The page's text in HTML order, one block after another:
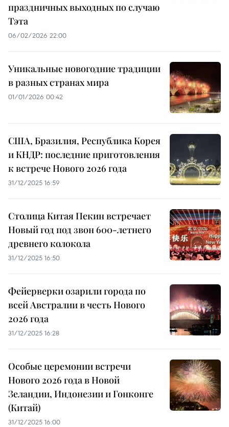
праздничных выходных по случаю
Тэта
06/02/2026 22:00
Уникальные новогодние традиции
в разных странах мира
01/01/2026 00:42
США, Бразилия, Республика Корея
и КНДР: последние приготовления
к встрече Нового 2026 года
31/12/2025 16:59
Столица Китая Пекин встречает
Новый год под звон 600-летнего
древнего колокола
31/12/2025 16:50
Фейерверки озарили города по
всей Австралии в честь Нового
2026 года
31/12/2025 16:28
Особые церемонии встречи
Нового 2026 года в Новой
Зеландии, Индонезии и Гонконге
(Китай)
31/12/2025 16:00